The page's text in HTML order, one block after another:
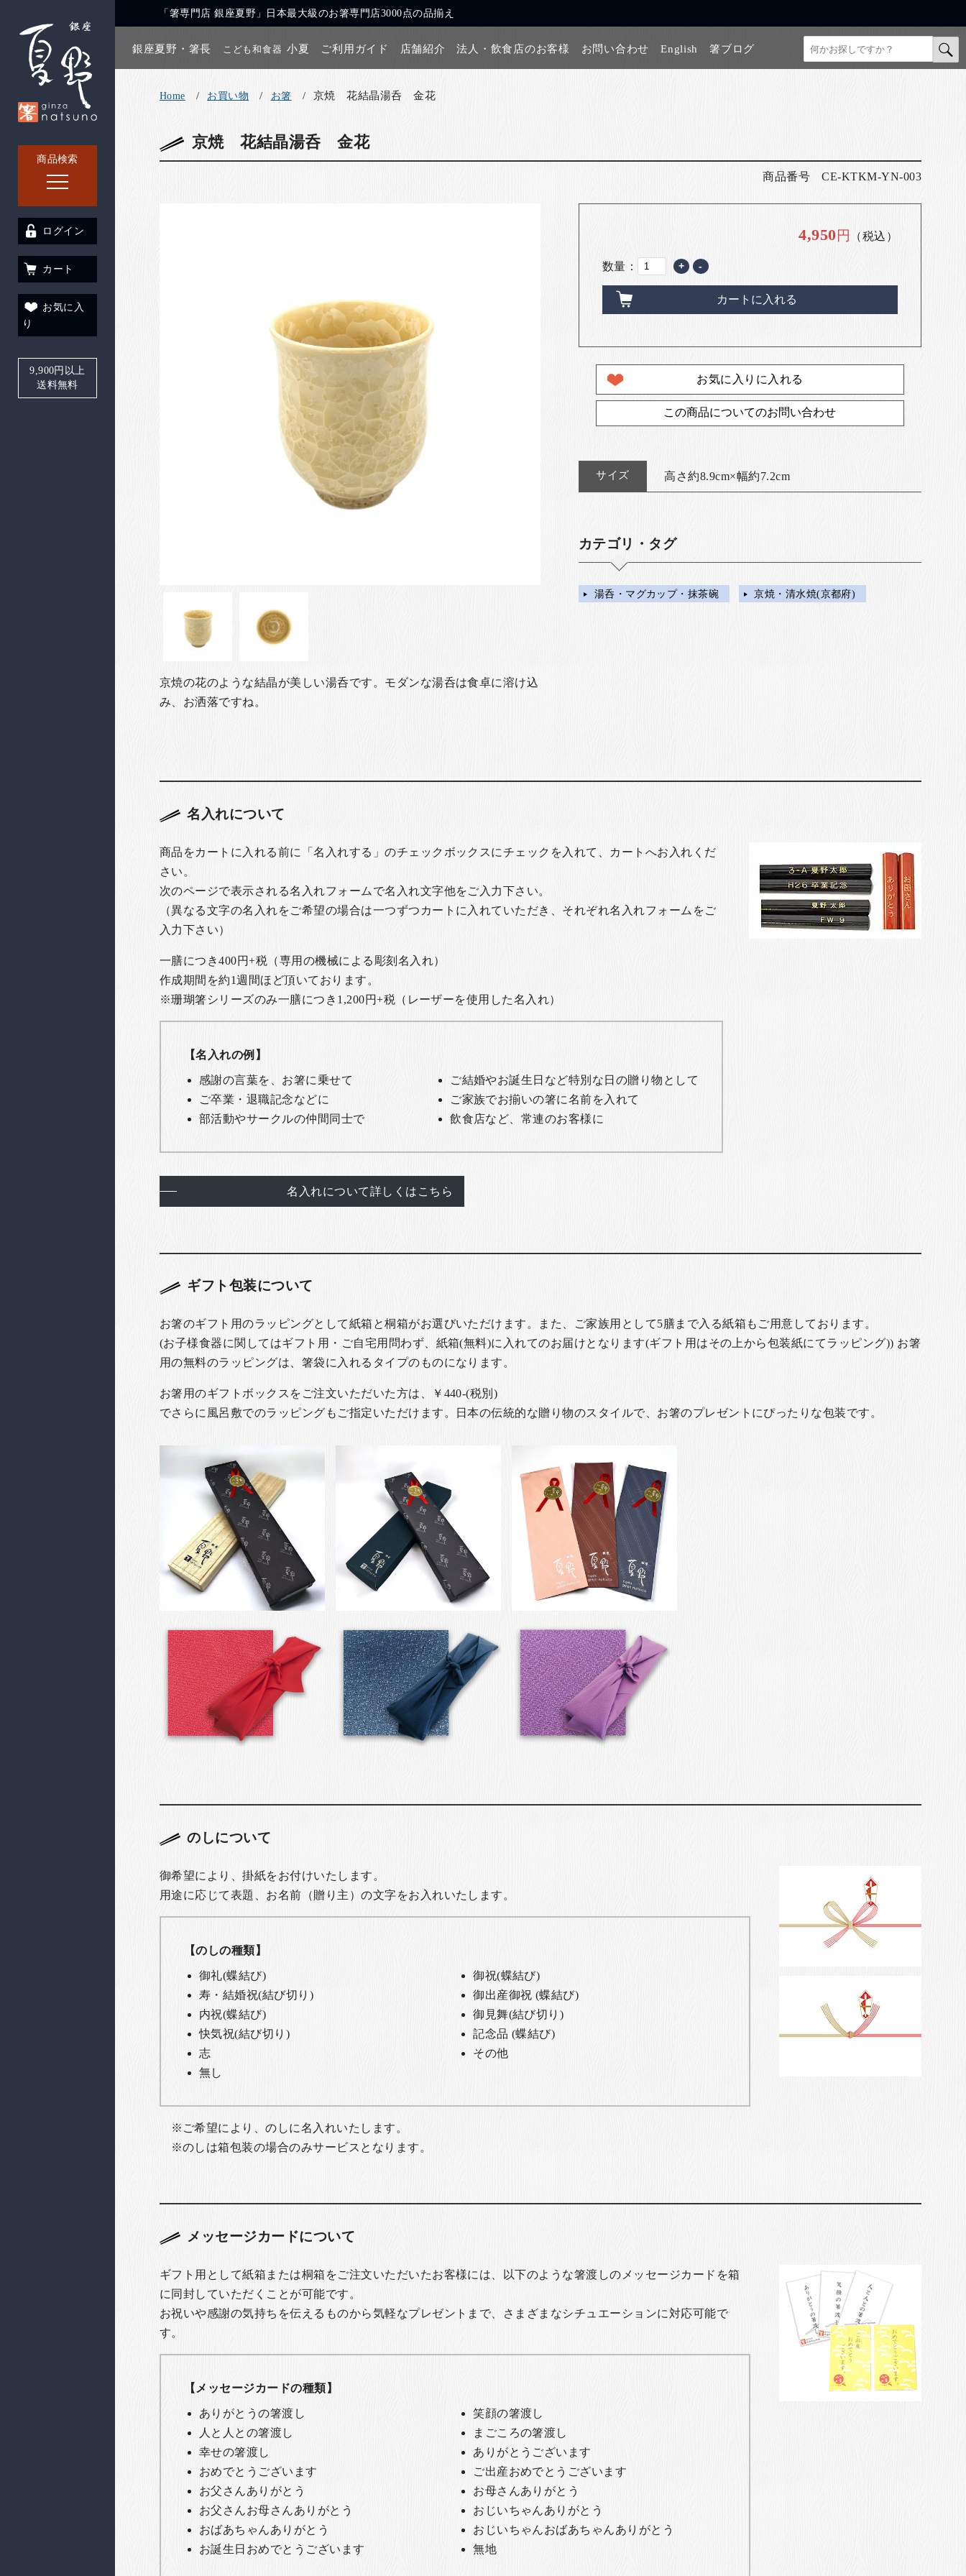
商品検索
「箸専門店 銀座夏野」日本最大級のお箸専門店3000点の品揃え
銀座夏野・箸長 こども和食器 小夏 ご利用ガイド 店舗紹介 法人・飲食店のお客様 お問い合わせ English 箸ブログ
ログイン
カート
お気に入
り
9,900円以上
送料無料
Home お買い物 お箸 京焼 花結晶湯呑 金花
京焼 花結晶湯呑 金花
商品番号 CE-KTKM-YN-003
京焼の花のような結晶が美しい湯呑です。モダンな湯呑は食卓に溶け込
み、お洒落ですね。
4,950円 （税込）
数量： + -
カートに入れる
お気に入りに入れる
この商品についてのお問い合わせ
サイズ 高さ約8.9cm×幅約7.2cm
カテゴリ・タグ
湯呑・マグカップ・抹茶碗 京焼・清水焼(京都府)
名入れについて
商品をカートに入れる前に「名入れする」のチェックボックスにチェックを入れて、カートへお入れくだ
さい。
次のページで表示される名入れフォームで名入れ文字他をご入力下さい。
（異なる文字の名入れをご希望の場合は一つずつカートに入れていただき、それぞれ名入れフォームをご
入力下さい）
一膳につき400円+税（専用の機械による彫刻名入れ）
作成期間を約1週間ほど頂いております。
※珊瑚箸シリーズのみ一膳につき1,200円+税 （レーザーを使用した名入れ）
【名入れの例】
感謝の言葉を、お箸に乗せて
ご結婚やお誕生日など特別な日の贈り物として
ご卒業・退職記念などに
ご家族でお揃いの箸に名前を入れて
部活動やサークルの仲間同士で
飲食店など、常連のお客様に
名入れについて詳しくはこちら
ギフト包装について
お箸のギフト用のラッピングとして紙箱と桐箱がお選びいただけます。また、ご家族用として5膳まで入る紙箱もご用意しております。
(お子様食器に関してはギフト用・ご自宅用問わず、紙箱(無料)に入れてのお届けとなります(ギフト用はその上から包装紙にてラッピング)) お箸
用の無料のラッピングは、箸袋に入れるタイプのものになります。
お箸用のギフトボックスをご注文いただいた方は、￥440-(税別)
でさらに風呂敷でのラッピングもご指定いただけます。日本の伝統的な贈り物のスタイルで、お箸のプレゼントにぴったりな包装です。
のしについて
御希望により、掛紙をお付けいたします。
用途に応じて表題、お名前（贈り主）の文字をお入れいたします。
【のしの種類】
御礼(蝶結び)
御祝(蝶結び)
寿・結婚祝(結び切り)
御出産御祝 (蝶結び)
内祝(蝶結び)
御見舞(結び切り)
快気祝(結び切り)
記念品 (蝶結び)
志
その他
無し
ご希望により、のしに名入れいたします。
のしは箱包装の場合のみサービスとなります。
メッセージカードについて
ギフト用として紙箱または桐箱をご注文いただいたお客様には、以下のような箸渡しのメッセージカードを箱
に同封していただくことが可能です。
お祝いや感謝の気持ちを伝えるものから気軽なプレゼントまで、さまざまなシチュエーションに対応可能で
す。
【メッセージカードの種類】
ありがとうの箸渡し
笑顔の箸渡し
人と人との箸渡し
まごころの箸渡し
幸せの箸渡し
ありがとうございます
おめでとうございます
ご出産おめでとうございます
お父さんありがとう
お母さんありがとう
お父さんお母さんありがとう
おじいちゃんありがとう
おばあちゃんありがとう
おじいちゃんおばあちゃんありがとう
お誕生日おめでとうございます
無地